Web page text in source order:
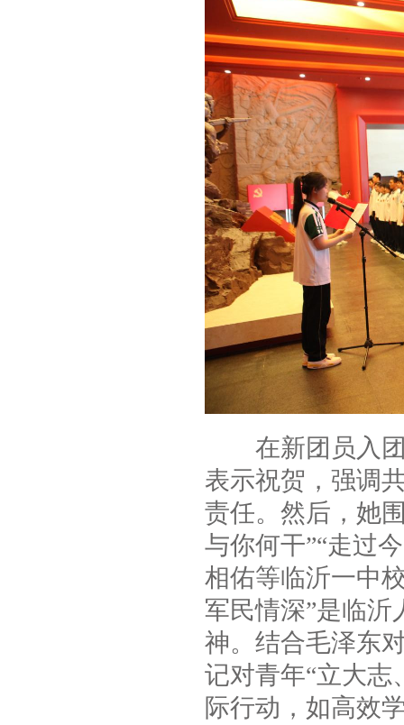
在新团员入团
表示祝贺，强调
责任。然后，她
与你何干”“走过
相佑等临沂一中
军民情深”是临
神。结合毛泽东
记对青年“立大志
际行动，如高效